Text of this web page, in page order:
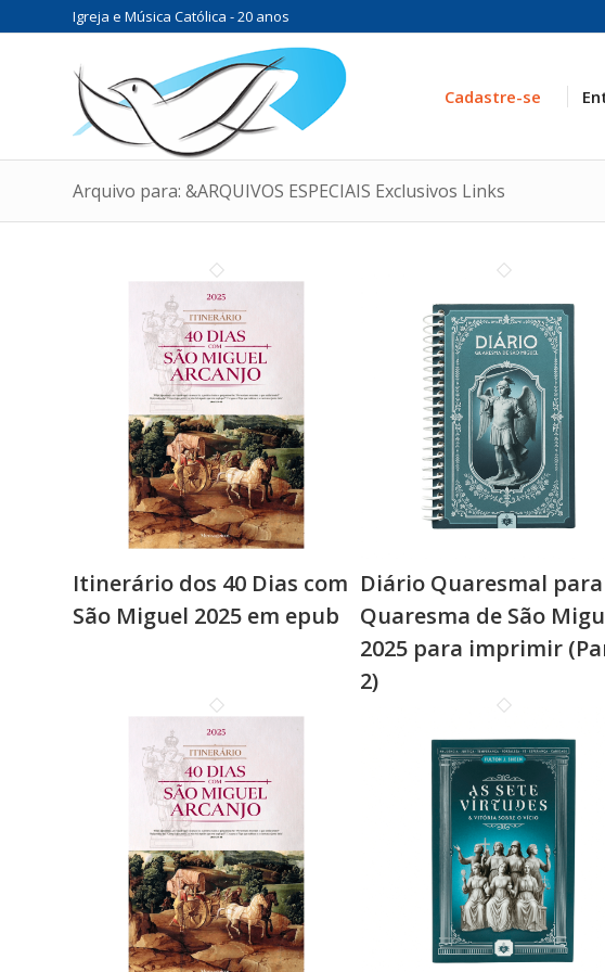
Igreja e Música Católica - 20 anos
Cadastre-se
Arquivo para: &ARQUIVOS ESPECIAIS Exclusivos Links
Itinerário dos 40 Dias com
São Miguel 2025 em epub
Diário Quaresmal
Quaresma de São
2025 para imprimir
2)